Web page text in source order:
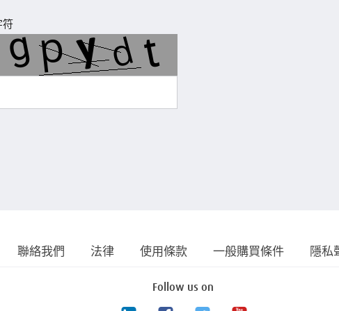
符
聯絡我們 法律 使用條款 一般購買條件 隱私
Follow us on